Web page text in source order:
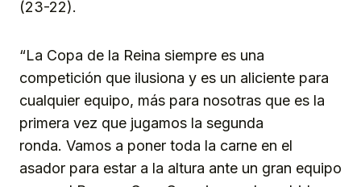
(23-22).
“La Copa de la Reina siempre es una
competición que ilusiona y es un aliciente para
cualquier equipo, más para nosotras que es la
primera vez que jugamos la segunda
ronda. Vamos a poner toda la carne en el
asador para estar a la altura ante un gran equipo